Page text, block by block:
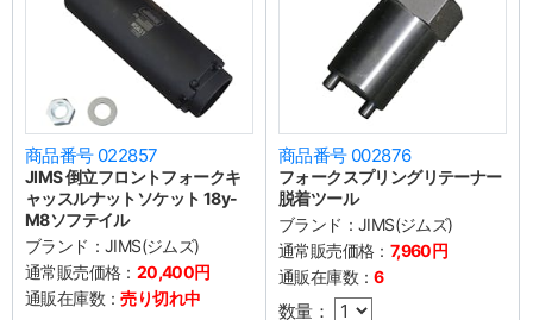
商品番号 022857
JIMS 倒立フロントフォークキ
ャッスルナットソケット 18y-
M8ソフテイル
ブランド： JIMS(ジムズ)
通常販売価格： 20,400円
通販在庫数：売り切れ中
商品番号 002876
フォークスプリングリテーナー
脱着ツール
ブランド： JIMS(ジムズ)
通常販売価格： 7,960円
通販在庫数：6
数量：